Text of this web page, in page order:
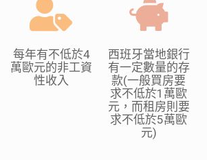
每年有不低於4
萬歐元的非工資
性收入
西班牙當地銀行
有一定數量的存
款(一般買房要
求不低於1 萬歐
元，而租房則要
求不低於5萬歐
元)